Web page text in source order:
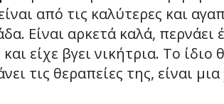
από τις καλύτερες και
Είναι αρκετά καλά,
είχε βγει νικήτρια. Το ίδιο
τις θεραπείες της, είναι